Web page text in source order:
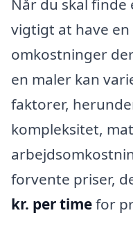
Når du skal finde
vigtigt at have
omkostninger
en maler kan
faktorer,
kompleksitet,
forvente priser,
kr. per timefor